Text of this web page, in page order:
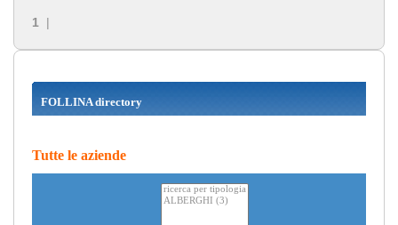
1 |
FOLLINA directory
Tutte le aziende